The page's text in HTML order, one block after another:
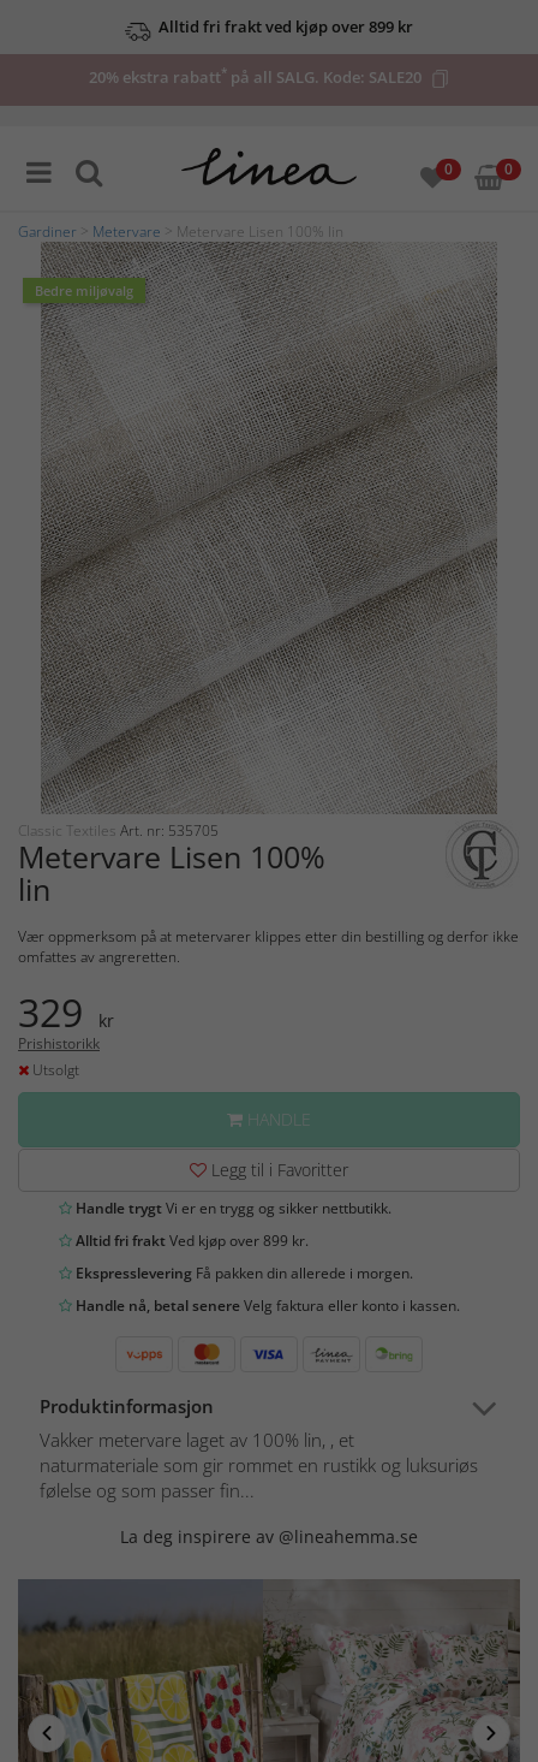
Alltid fri frakt ved kjøp over 899 kr
20% ekstra rabatt* på all SALG. Kode: SALE20
0 0
Gardiner Metervare > Metervare Lisen 100% lin
Bedre miljøvalg
Classic Textiles Art. nr: 535705
Metervare Lisen 100%
lin
Vær oppmerksom på at metervarer klippes etter din bestilling og derfor ikke
omfattes av angreretten.
329 kr
Prishistorikk
Utsolgt
HANDLE
Legg til i Favoritter
Handle trygtVi er en trygg og sikker nettbutikk.
Alltid fri fraktVed kjøp over 899 kr.
Ekspresslevering Få pakken din allerede i morgen.
Handle nå, betal senereVelg faktura eller konto i kassen.
Produktinformasjon
Vakker metervare laget av 100% lin, , et
naturmateriale som gir rommet en rustikk og luksuriøs
følelse og som passer fin...
La deg inspirere av @lineahemma.se